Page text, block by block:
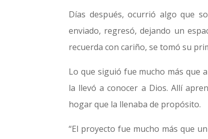
Días después, ocurrió algo que
enviado, regresó, dejando un
recuerda con cariño, se tomó su
Lo que siguió fue mucho más que
la llevó a conocer a Dios. Allí
hogar que la llenaba de propósito.
“El proyecto fue mucho más que